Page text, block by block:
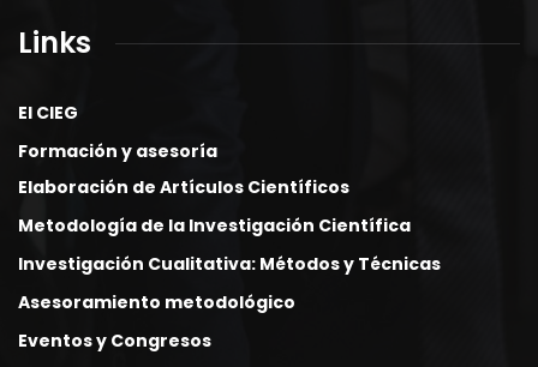
Links
El CIEG
Formación y asesoría
Elaboración de Artículos Científicos
Metodología de la Investigación Científica
Investigación Cualitativa: Métodos y Técnicas
Asesoramiento metodológico
Eventos y Congresos